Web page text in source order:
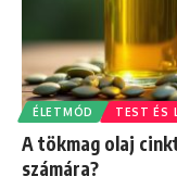
ÉLETMÓD TEST ÉS
A tökmag olaj
számára?